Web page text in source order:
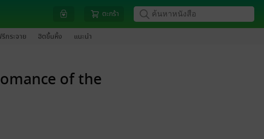
ตะกร้า
กระจาย ฮิตขึ้นหิ้ง แนะนำ
of the